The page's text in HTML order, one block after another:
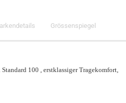
Grössenspiegel
100 , erstklassiger Tragekomfort,